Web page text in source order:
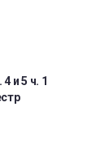
и 5 ч. 1